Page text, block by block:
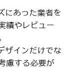
にあった業者を
績やレビュー
ザインだけでな
慮する必要が